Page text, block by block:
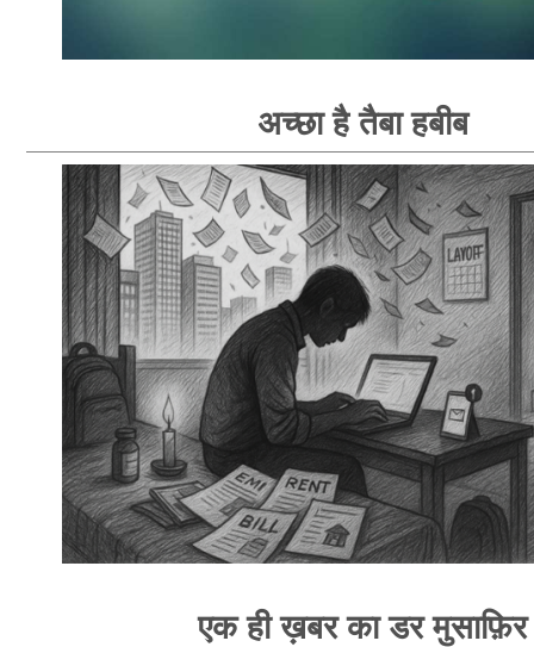
अच्छा है तैबा हबीब
एक ही ख़बर का डर मुसाफ़िर